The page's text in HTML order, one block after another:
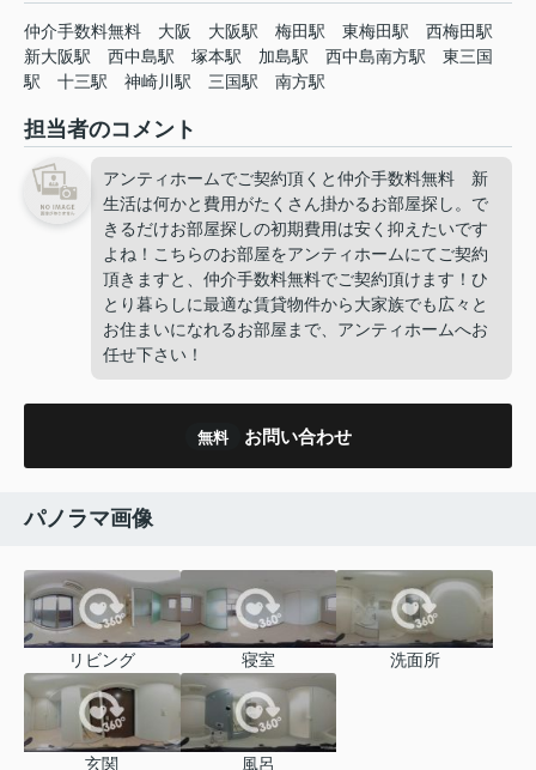
仲介手数料無料 大阪 大阪駅 梅田駅 東梅田駅
西梅田駅
新大阪駅
西中島駅 塚本駅 加島駅 西中島南方駅
東三国
駅
十三駅 神崎川駅 三国駅 南方駅
担当者のコメント
アンティホームでご契約頂くと仲介手数料無料 新
生活は何かと費用がたくさん掛かるお部屋探し。で
きるだけお部屋探しの初期費用は安く抑えたいです
よね！こちらのお部屋をアンティホームにてご契約
頂きますと、仲介手数料無料でご契約頂けます！ひ
とり暮らしに最適な賃貸物件から大家族でも広々と
お住まいになれるお部屋まで、アンティホームへお
任せ下さい！
無料 お問い合わせ
パノラマ画像
リビング 寝室 洗面所
玄関 風呂